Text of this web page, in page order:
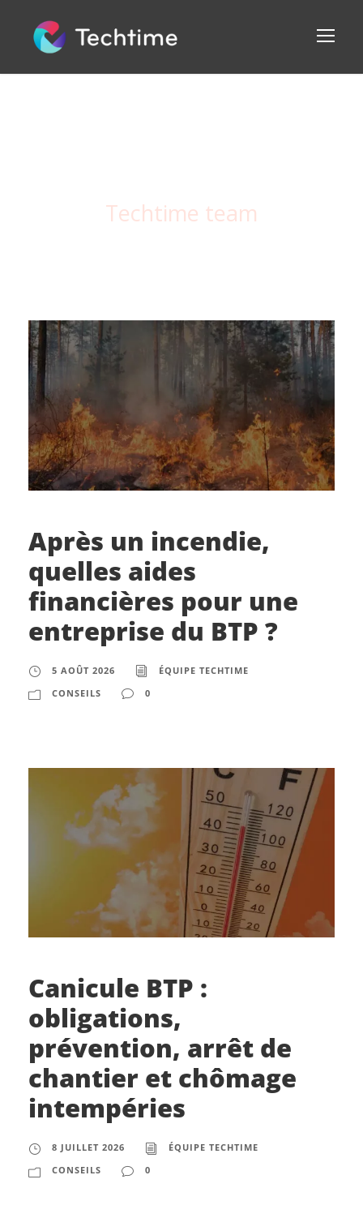
Techtime team
Après un incendie,
quelles aides
financières pour une
entreprise du BTP ?
5 AOÛT 2026
ÉQUIPE TECHTIME
CONSEILS
0
Canicule BTP :
obligations,
prévention, arrêt de
chantier et chômage
intempéries
8 JUILLET 2026
ÉQUIPE TECHTIME
CONSEILS
0